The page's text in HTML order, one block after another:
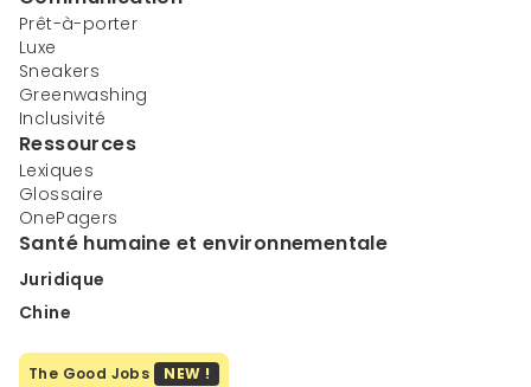
Prêt-à-porter
Luxe
Sneakers
Greenwashing
Inclusivité
Ressources
Lexiques
Glossaire
OnePagers
Santé humaine et environnementale
Juridique
Chine
The Good Jobs NEW !